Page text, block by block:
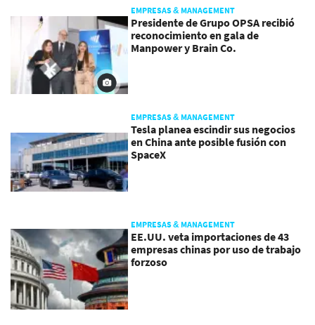
EMPRESAS & MANAGEMENT
Presidente de Grupo OPSA recibió
reconocimiento en gala de
Manpower y Brain Co.
EMPRESAS & MANAGEMENT
Tesla planea escindir sus negocios
en China ante posible fusión con
SpaceX
EMPRESAS & MANAGEMENT
EE.UU. veta importaciones de 43
empresas chinas por uso de trabajo
forzoso